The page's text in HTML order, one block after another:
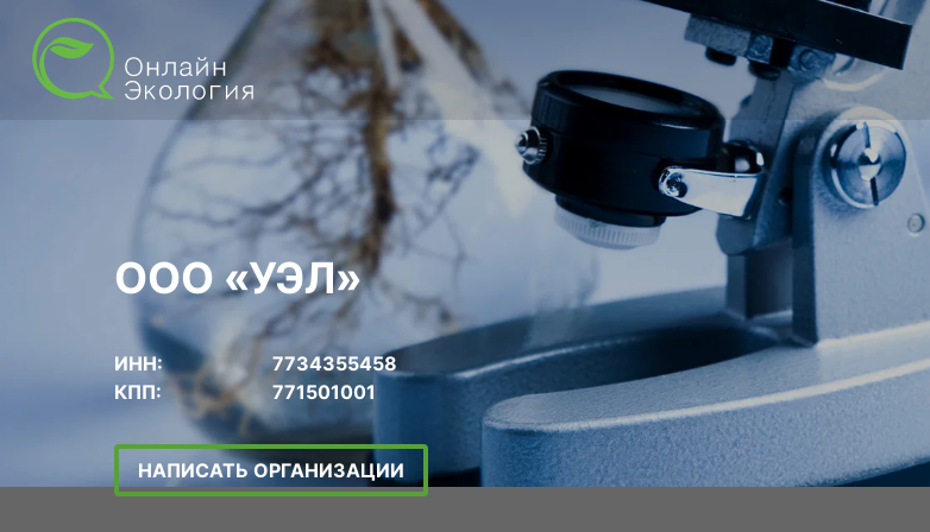
ООО «УЭЛ»
ИНН:
7734355458
КПП:
771501001
НАПИСАТЬ ОРГАНИЗАЦИИ